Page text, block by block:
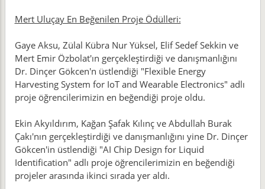
Mert Uluçay En Beğenilen Proje Ödülleri:
Gaye Aksu, Zülal Kübra Nur Yüksel, Elif Sedef Sekkin ve
Mert Emir Özbolat'ın gerçekleştirdiği ve danışmanlığını
Dr. Dinçer Gökcen'n üstlendiği "Flexible Energy
Harvesting System for IoT and Wearable Electronics" adlı
proje öğrencilerimizin en beğendiği proje oldu.
Ekin Akyıldırım, Kağan Şafak Kılınç ve Abdullah Burak
Çakı'nın gerçekleştirdiği ve danışmanlığını yine Dr. Dinçer
Gökcen'in üstlendiği "AI Chip Design for Liquid
Identification" adlı proje öğrencilerimizin en beğendiği
projeler arasında ikinci sırada yer aldı.